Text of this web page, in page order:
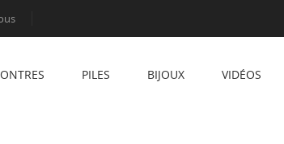
PILES BIJOUX VIDÉOS